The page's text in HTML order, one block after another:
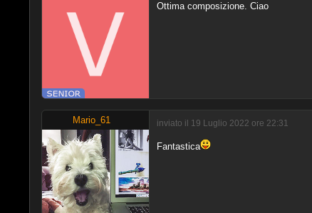
Ottima composizione. Ciao
Mario_61 inviato il 19 Luglio 2022 ore 22:31
Fantastica